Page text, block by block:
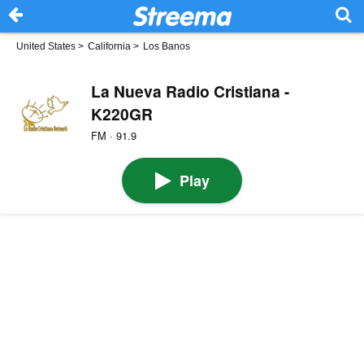
United States > California > Los Banos
La Nueva Radio Cristiana -
K220GR
FM · 91.9
Play